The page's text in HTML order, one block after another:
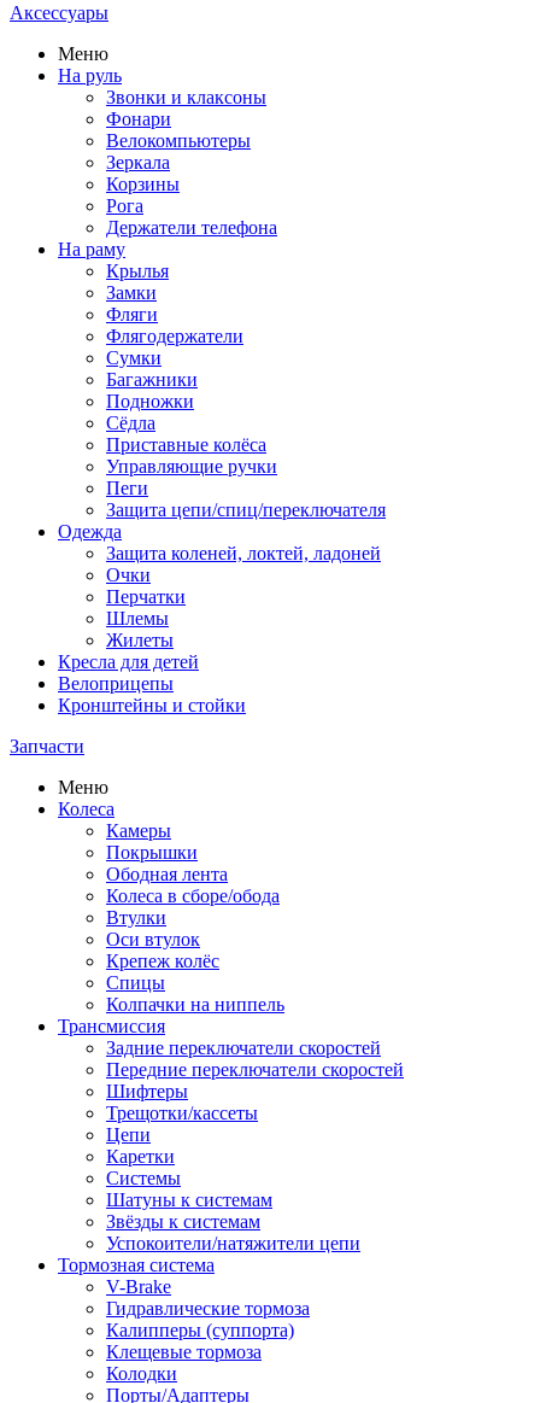
Аксессуары
Меню
На руль
Звонки и клаксоны
Фонари
Велокомпьютеры
Зеркала
Корзины
Рога
Держатели телефона
На раму
Крылья
Замки
Фляги
Флягодержатели
Сумки
Багажники
Подножки
Сёдла
Приставные колёса
Управляющие ручки
Пеги
Защита цепи/спиц/переключателя
Одежда
Защита коленей, локтей, ладоней
Очки
Перчатки
Шлемы
Жилеты
Кресла для детей
Велоприцепы
Кронштейны и стойки
Запчасти
Меню
Колеса
Камеры
Покрышки
Ободная лента
Колеса в сборе/обода
Втулки
Оси втулок
Крепеж колёс
Спицы
Колпачки на ниппель
Трансмиссия
Задние переключатели скоростей
Передние переключатели скоростей
Шифтеры
Трещотки/кассеты
Цепи
Каретки
Системы
Шатуны к системам
Звёзды к системам
Успокоители/натяжители цепи
Тормозная система
V-Brake
Гидравлические тормоза
Калипперы (суппорта)
Клещевые тормоза
Колодки
Порты/Адаптеры